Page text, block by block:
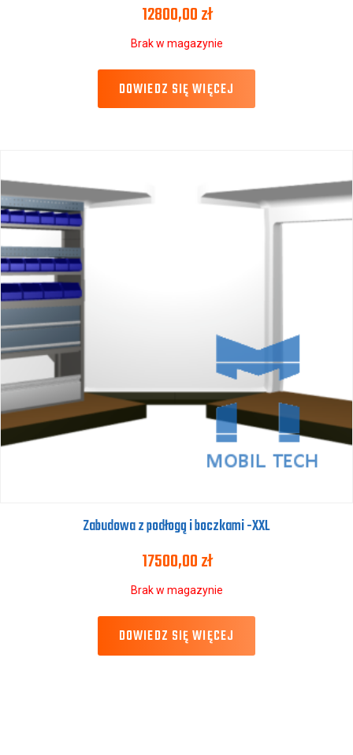
12800,00zł
Brak w magazynie
DOWIEDZ SIĘ WIĘCEJ
Zabudowa z podłogą i boczkami -XXL
17500,00zł
Brak w magazynie
DOWIEDZ SIĘ WIĘCEJ